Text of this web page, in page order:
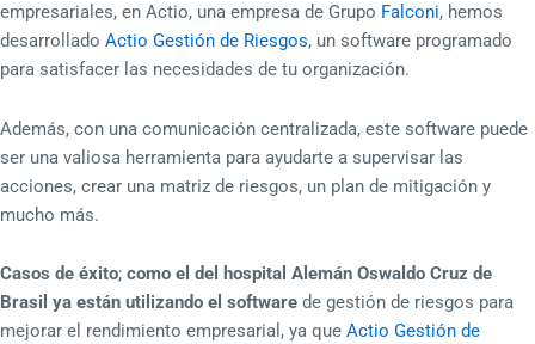
empresariales, en Actio, una empresa de Grupo Falconi, hemos
desarrollado Actio Gestión de Riesgos, un software programado
para satisfacer las necesidades de tu organización.
Además, con una comunicación centralizada, este software puede
ser una valiosa herramienta para ayudarte a supervisar las
acciones, crear una matriz de riesgos, un plan de mitigación y
mucho más.
Casos de éxito; como el del hospital Alemán Oswaldo Cruz de
Brasil ya están utilizando el software de gestión de riesgos para
mejorar el rendimiento empresarial, ya que Actio Gestión de